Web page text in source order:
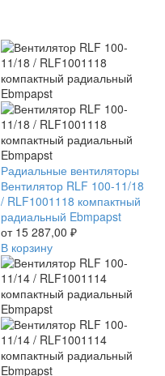
Вентилятор
RLF
100-
11/18
/
RLF1001118
компактный
радиальный
Ebmpapst
Радиальные вентиляторы
Вентилятор RLF 100-11/18
/ RLF1001118 компактный
радиальный Ebmpapst
от 15 287,00 ₽
В корзину